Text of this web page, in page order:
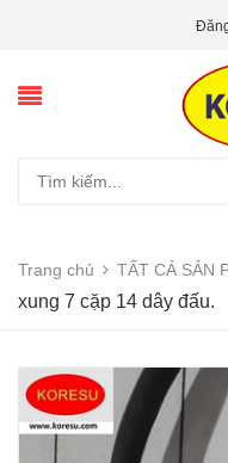
Trang chủ TẤT CẢ SẢN
xung 7 cặp 14 dây đấu.